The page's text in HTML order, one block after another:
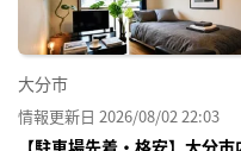
大分市
情報更新日 2026/08/02 22:03